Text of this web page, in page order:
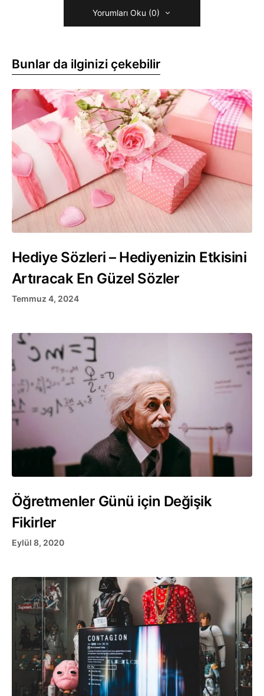
Yorumları Oku (0)
Bunlar da ilginizi çekebilir
Hediye Sözleri – Hediyenizin Etkisini
Artıracak En Güzel Sözler
Temmuz 4, 2024
Öğretmenler Günü için Değişik
Fikirler
Eylül 8, 2020